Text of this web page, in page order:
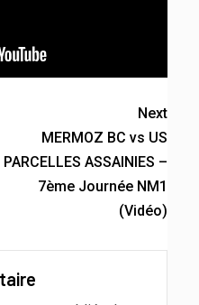
Next
MERMOZ BC vs US
PARCELLES ASSAINIES –
7ème Journée NM1
(Vidéo)